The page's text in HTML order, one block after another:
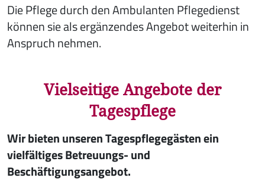
Die Pflege durch den Ambulanten Pflegedienst
können sie als ergänzendes Angebot weiterhin in
Anspruch nehmen.
Vielseitige Angebote der
Tagespflege
Wir bieten unseren Tagespflegegästen ein
vielfältiges Betreuungs- und
Beschäftigungsangebot.